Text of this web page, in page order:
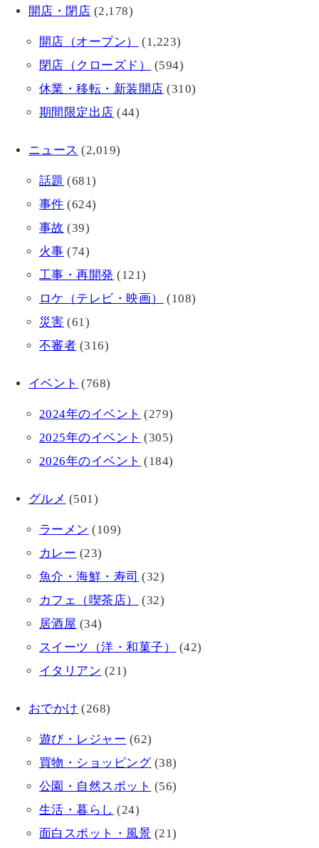
開店・閉店 (2,178)
開店（オープン）
(1,223)
閉店（クローズド）
(594)
休業・移転・新装開店 (310)
期間限定出店 (44)
ニュース (2,019)
話題 (681)
事件 (624)
事故 (39)
火事 (74)
工事・再開発 (121)
ロケ（テレビ・映画）
(108)
災害 (61)
不審者 (316)
イベント (768)
2024年のイベント (279)
2025年のイベント (305)
2026年のイベント (184)
グルメ (501)
ラーメン (109)
カレー (23)
魚介・海鮮・寿司 (32)
カフェ（喫茶店）
(32)
居酒屋 (34)
スイーツ（洋・和菓子）
(42)
イタリアン (21)
おでかけ (268)
遊び・レジャー (62)
買物・ショッピング(38)
公園・自然スポット (56)
生活・暮らし (24)
面白スポット・風景 (21)